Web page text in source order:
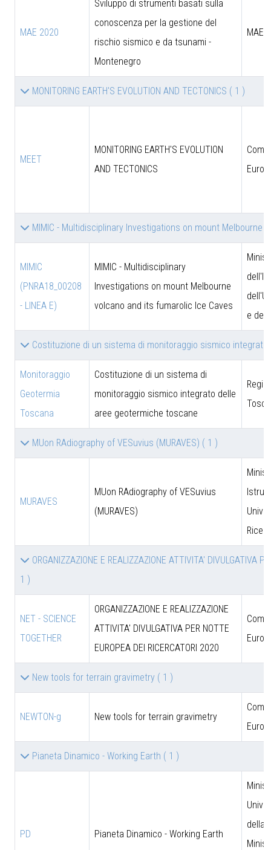
MAE 2020
Sviluppo di strumenti basati sulla
conoscenza per la gestione del
rischio sismico e da tsunami -
Montenegro
MAE
MONITORING EARTH'S EVOLUTION AND TECTONICS ( 1 )
MEET
MONITORING EARTH'S EVOLUTION
AND TECTONICS
MIMIC - Multidisciplinary Investigations on mount
MIMIC
(PNRA18_00208
- LINEA E)
MIMIC - Multidisciplinary
Investigations on mount Melbourne
volcano and its fumarolic Ice Caves
e
Costituzione di un sistema di monitoraggio sismico
Monitoraggio
Geotermia
Toscana
Costituzione di un sistema di
monitoraggio sismico integrato delle
aree geotermiche toscane
MUon RAdiography of VESuvius (MURAVES) ( 1 )
MURAVES
MUon RAdiography of VESuvius
(MURAVES)
ORGANIZZAZIONE E REALIZZAZIONE ATTIVITA' DIVULGATIVA
1 )
NET - SCIENCE
TOGETHER
ORGANIZZAZIONE E REALIZZAZIONE
ATTIVITA' DIVULGATIVA PER NOTTE
EUROPEA DEI RICERCATORI 2020
New tools for terrain gravimetry ( 1 )
NEWTON-g New tools for terrain gravimetry
Pianeta Dinamico - Working Earth ( 1 )
PD Pianeta Dinamico - Working Earth
della